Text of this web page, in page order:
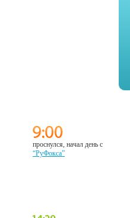
проснулся, начал день с
“РуФокса”